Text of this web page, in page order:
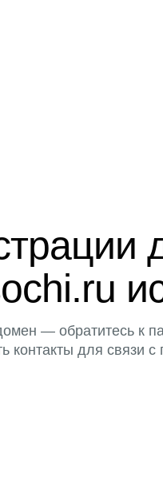
— обратитесь к
контакты для связи